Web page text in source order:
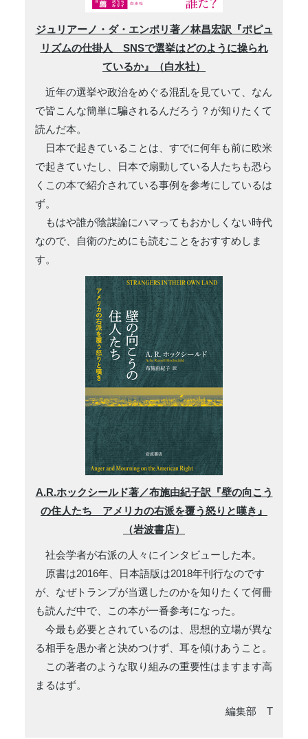
ジュリアーノ・ダ・エンポリ著／林昌宏訳『ポピュ
リズムの仕掛人 SNSで選挙はどのように操られ
ているか』（白水社）
近年の選挙や政治をめぐる混乱を見ていて、なん
で皆こんな簡単に騙されるんだろう？が知りたくて
読んだ本。
日本で起きていることは、すでに何年も前に欧米
で起きていたし、日本で扇動している人たちも恐ら
くこの本で紹介されている事例を参考にしているは
ず。
もはや誰が陰謀論にハマってもおかしくない時代
なので、自衛のためにも読むことをおすすめしま
す。
A.R.ホックシールド著／布施由紀子訳『壁の向こう
の住人たち アメリカの右派を覆う怒りと嘆き』
（岩波書店）
社会学者が右派の人々にインタビューした本。
原書は2016年、日本語版は2018年刊行なのです
が、なぜトランプが当選したのかを知りたくて何冊
も読んだ中で、この本が一番参考になった。
今最も必要とされているのは、思想的立場が異な
る相手を愚か者と決めつけず、耳を傾けあうこと。
この著者のような取り組みの重要性はますます高
まるはず。
編集部 T